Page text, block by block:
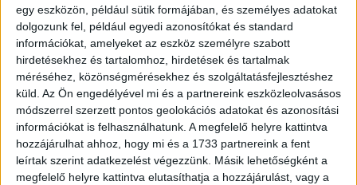
egy eszközön, például sütik formájában, és személyes adatokat
dolgozunk fel, például egyedi azonosítókat és standard
információkat, amelyeket az eszköz személyre szabott
hirdetésekhez és tartalomhoz, hirdetések és tartalmak
méréséhez, közönségmérésekhez és szolgáltatásfejlesztéshez
küld. Az Ön engedélyével mi és a partnereink eszközleolvasásos
módszerrel szerzett pontos geolokációs adatokat és azonosítási
információkat is felhasználhatunk. A megfelelő helyre kattintva
hozzájárulhat ahhoz, hogy mi és a 1733 partnereink a fent
leírtak szerint adatkezelést végezzünk. Másik lehetőségként a
megfelelő helyre kattintva elutasíthatja a hozzájárulást, vagy a
Nélküled nincsenek sztorik.
BANKKÁRTYA ÁTUTALÁS PAYPAL
1% ÍGY IS TÁMOGATHATSZ